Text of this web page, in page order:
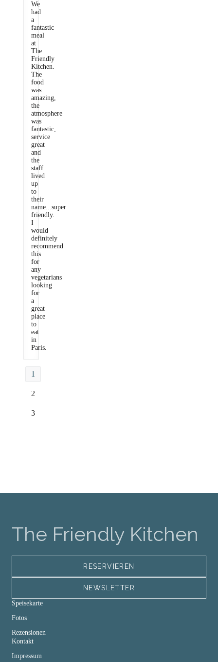
We
had
a
fantastic
meal
at
The
Friendly
Kitchen.
The
food
was
amazing,
the
atmosphere
was
fantastic,
service
great
and
the
staff
lived
up
to
their
name...super
friendly.
I
would
definitely
recommend
this
for
any
vegetarians
looking
for
a
great
place
to
eat
in
Paris.
1
2
3
The Friendly Kitchen
RESERVIEREN
NEWSLETTER
Speisekarte
Fotos
Rezensionen
Kontakt
Impressum